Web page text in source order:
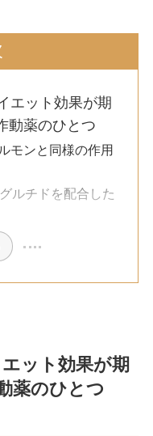
エット効果が期
動薬のひとつ
モンと同様の作用
ルチドを配合した
ット効果が期
薬のひとつ